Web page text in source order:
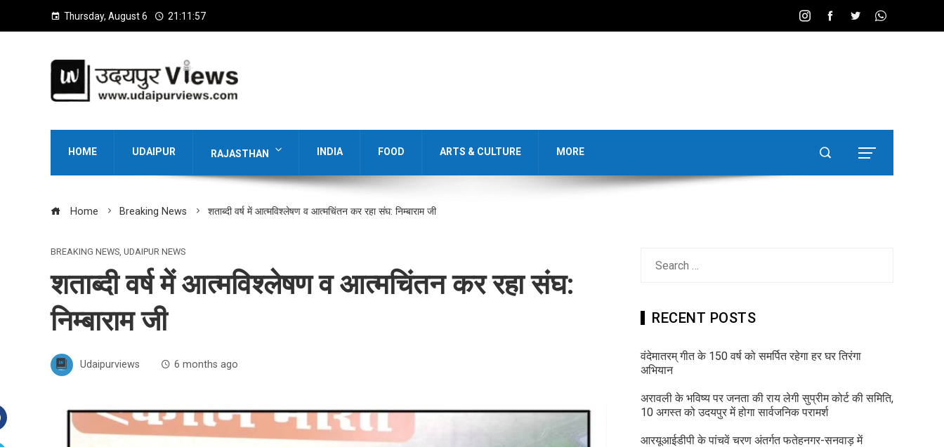
Thursday, August 6 21:11:59
HOME UDAIPUR RAJASTHAN INDIA FOOD ARTS & CULTURE MORE
Home Breaking News शताब्दी वर्ष में आत्मविश्लेषण व आत्मचिंतन कर रहा संघ: निम्बाराम जी
BREAKING NEWS, UDAIPUR NEWS
शताब्दी वर्ष में आत्मविश्लेषण व आत्मचिंतन कर रहा संघ:
निम्बाराम जी
Udaipurviews 6 months ago
RECENT POSTS
वंदेमातरम् गीत के 150 वर्ष को समर्पित रहेगा हर घर तिरंगा
अभियान
अरावली के भविष्य पर जनता की राय लेगी सुप्रीम कोर्ट की समिति,
10 अगस्त को उदयपुर में होगा सार्वजनिक परामर्श
आरयूआईडीपी के पांचवें चरण अंतर्गत फतेहनगर-सनवाड़ में